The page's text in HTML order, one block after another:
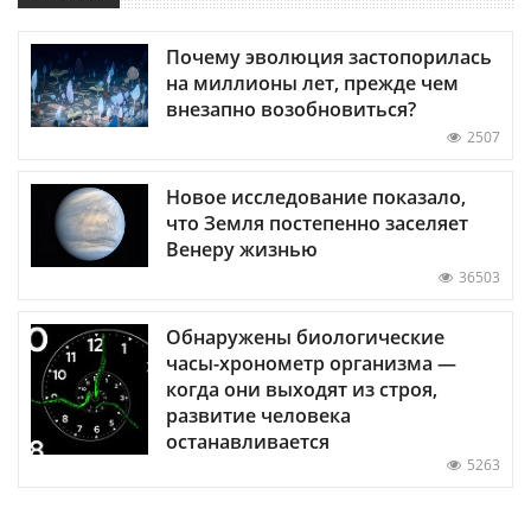
Почему эволюция застопорилась
на миллионы лет, прежде чем
внезапно возобновиться?
2507
Новое исследование показало,
что Земля постепенно заселяет
Венеру жизнью
36503
Обнаружены биологические
часы-хронометр организма —
когда они выходят из строя,
развитие человека
останавливается
5263